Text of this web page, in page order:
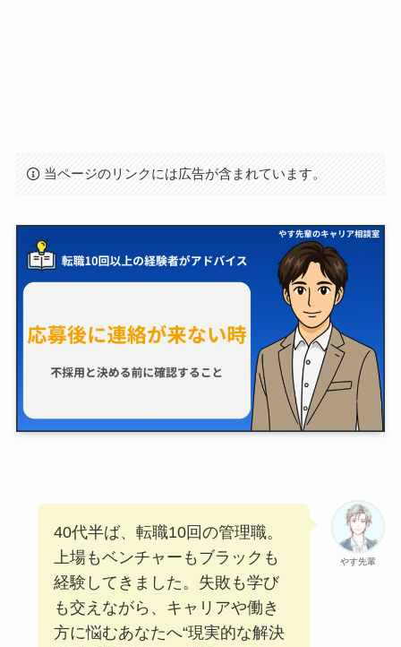
当ページのリンクには広告が含まれています。
やす先輩
40代半ば、転職10回の管理職。
上場もベンチャーもブラックも
経験してきました。失敗も学び
も交えながら、キャリアや働き
方に悩むあなたへ“現実的な解決